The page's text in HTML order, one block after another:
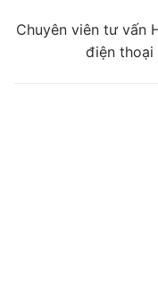
Chuyên viên tư vấn
điện thoại